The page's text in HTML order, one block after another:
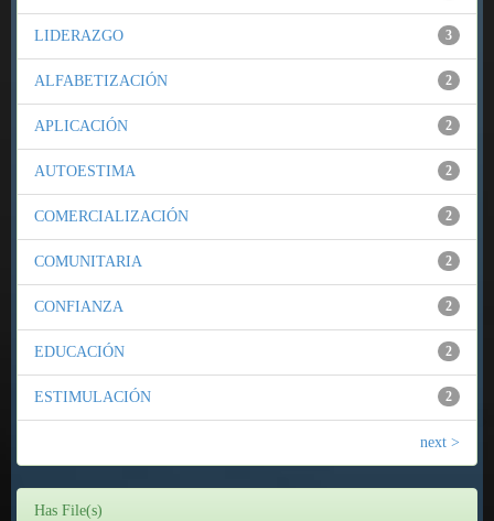
3
LIDERAZGO
2
ALFABETIZACIÓN
2
APLICACIÓN
2
AUTOESTIMA
2
COMERCIALIZACIÓN
2
COMUNITARIA
2
CONFIANZA
2
EDUCACIÓN
2
ESTIMULACIÓN
next >
Has File(s)